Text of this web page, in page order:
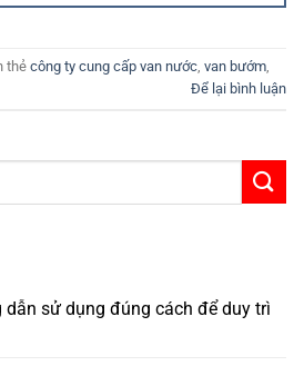
thẻcông ty cung cấp van nước van bướm
Để lại bình luận
sử dụng đúng cách để duy trì